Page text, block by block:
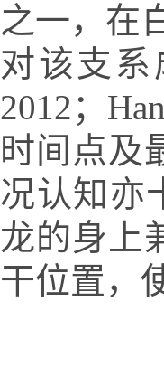
之一，在
对该支系
2012；
时间点及
况认知亦
龙的身上
干位置，